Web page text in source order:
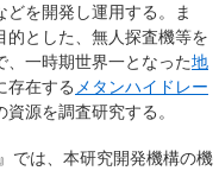
を開発し運用する。ま
的とした、無人探査機等を
、一時期世界一となった地
存在する メタンハイドレー
資源を調査研究する。
』では、本研究開発機構の機